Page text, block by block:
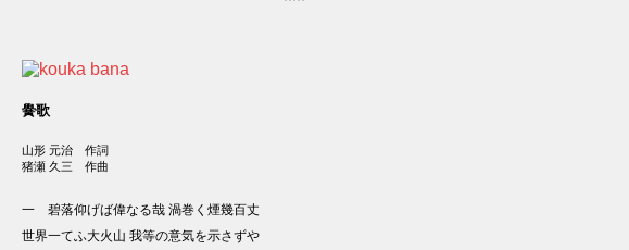
黌歌
山形 元治 作詞
猪瀬 久三 作曲
一 碧落仰げば偉なる哉 渦巻く煙幾百丈
世界一てふ大火山 我等の意気を示さずや